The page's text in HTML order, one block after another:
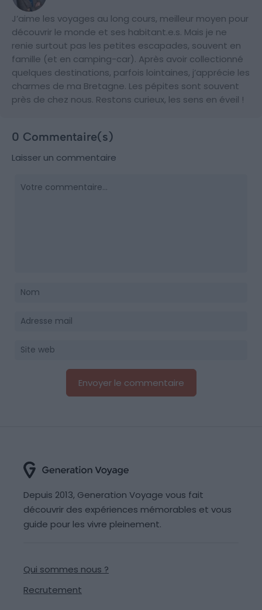
J’aime les voyages au long cours, meilleur moyen pour
découvrir le monde et ses habitant.e.s. Mais je ne
renie surtout pas les petites escapades, souvent en
famille (et en camping-car). Après avoir collectionné
quelques destinations, parfois lointaines, j’apprécie les
charmes de ma Bretagne. Les pépites sont souvent
près de chez nous. Restons curieux, les sens en éveil !
0 Commentaire(s)
Laisser un commentaire
Depuis 2013, Generation Voyage vous fait
découvrir des expériences mémorables et vous
guide pour les vivre pleinement.
Qui sommes nous ?
Recrutement